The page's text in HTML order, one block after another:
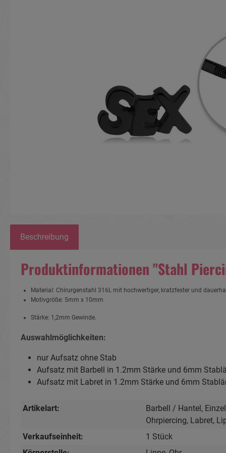
Beschreibung
Produktinformationen "Stahl
Material: Chirurgenstahl 316L mit hochwertiger, kratzfester und
Motivgröße: 5mm x 10mm
Stärke: 1,2mm Gewinde.
Auswahlmöglichkeiten:
nur Aufsatz ohne Stab
Aufsatz mit Barbell in 1.2mm Stärke und 6mm
Aufsatz mit Labret in 1.2mm Stärke und 6mm
Artikelart: Barbell / Hantel,
Ohrpiercing, Labret,
Verkaufseinheit:
1 Stück